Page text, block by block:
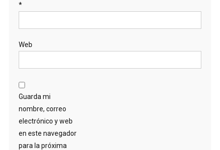
*
Web
Guarda mi
nombre, correo
electrónico y web
en este navegador
para la próxima